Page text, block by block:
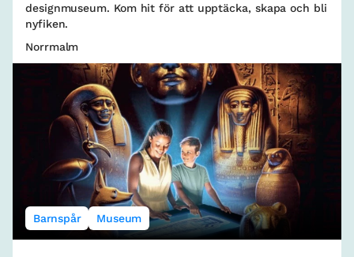
designmuseum. Kom hit för att upptäcka, skapa och bli
nyfiken.
Norrmalm
Barnspår Museum